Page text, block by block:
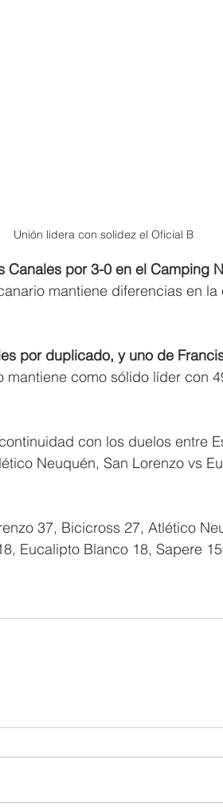
Unión lidera con solidez el Oficial B
Canales por 3-0 en el Camping
mantiene diferencias en
por duplicado, y uno de
mantiene como sólido líder con
con los duelos entre
Neuquén, San Lorenzo vs
37, Bicicross 27, Atlético
Eucalipto Blanco 18, Sapere